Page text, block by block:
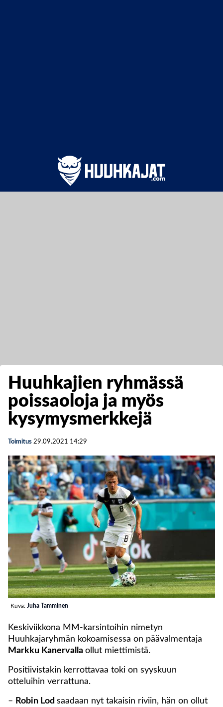
Huuhkajien ryhmässä
poissaoloja ja myös
kysymysmerkkejä
Toimitus 29.09.2021 14:29
Kuva: Juha Tamminen
Keskiviikkona MM-karsintoihin nimetyn
Huuhkajaryhmän kokoamisessa on päävalmentaja
Markku Kanervalla ollut miettimistä.
Positiivistakin kerrottavaa toki on syyskuun
otteluihin verrattuna.
– Robin Lod saadaan nyt takaisin riviin, hän on ollut